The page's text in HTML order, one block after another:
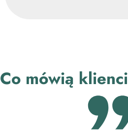
Co mówią klienci